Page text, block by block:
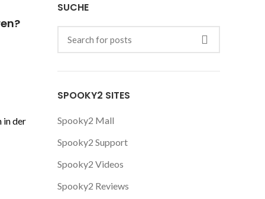
in der
SUCHE
SPOOKY2 SITES
Spooky2 Mall
Spooky2 Support
Spooky2 Videos
Spooky2 Reviews